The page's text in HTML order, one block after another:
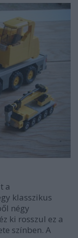
a
klasszikus
négy
ki rosszul ez a
színben. A